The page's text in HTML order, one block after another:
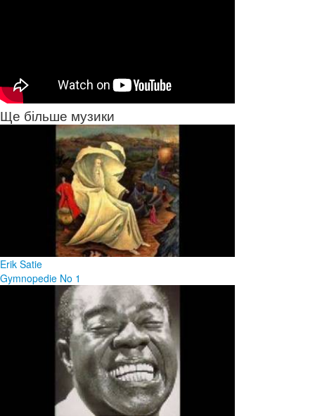
Ще більше музики
Erik Satie
Gymnopedie No 1